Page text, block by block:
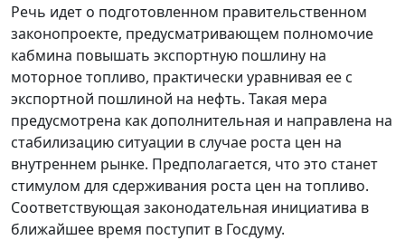
Речь идет о подготовленном правительственном
законопроекте, предусматривающем полномочие
кабмина повышать экспортную пошлину на
моторное топливо, практически уравнивая ее с
экспортной пошлиной на нефть. Такая мера
предусмотрена как дополнительная и направлена на
стабилизацию ситуации в случае роста цен на
внутреннем рынке. Предполагается, что это станет
стимулом для сдерживания роста цен на топливо.
Соответствующая законодательная инициатива в
ближайшее время поступит в Госдуму.